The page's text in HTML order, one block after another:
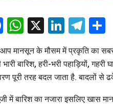
Facebook
WhatsApp
X
मानसून के मौसम में प्रकृति का
बारिश, हरी-भरी पहाड़ियों,
पूरी तरह बदल जाता है. बादलों से
में बारिश का नजारा इसलिए खास